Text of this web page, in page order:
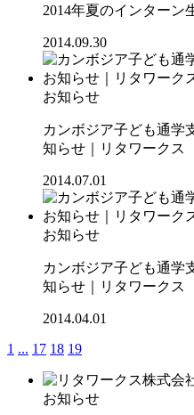
2014年夏のインターン
2014.09.30
お知らせ
カンボジア子ども通学
知らせ｜リタワークス
2014.07.01
お知らせ
カンボジア子ども通学
知らせ｜リタワークス
2014.04.01
1 ... 17 18 19
お知らせ